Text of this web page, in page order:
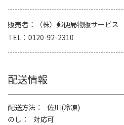
販売者
（株）郵便局物販サービス
TEL
0120-92-2310
配送情報
配送方法
佐川(冷凍)
のし
対応可